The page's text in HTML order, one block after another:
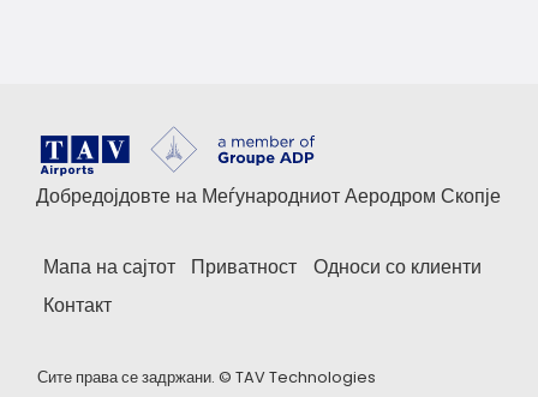
Добредојдовте на Меѓународниот Аеродром Скопје
Мапа на сајтот Приватност
Односи со клиенти
Контакт
Сите права се задржани. © TAV Technologies